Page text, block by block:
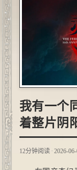
我有一个
着整片阴
12分钟阅读 · 2026-